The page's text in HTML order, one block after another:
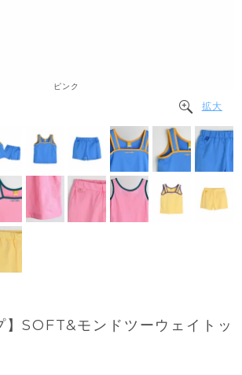
ピンク
拡大
】SOFT&モンドツーウェイトッ